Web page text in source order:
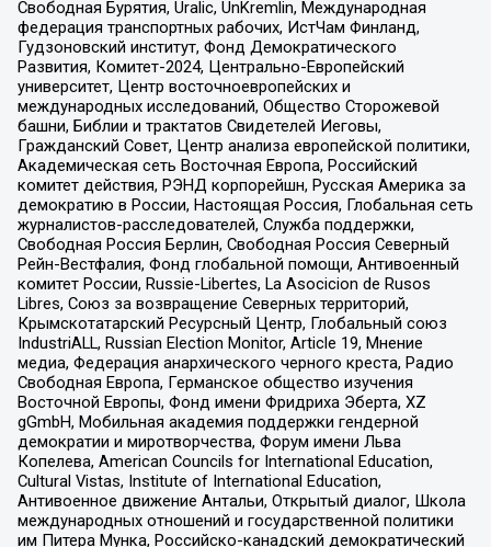
Свободная Бурятия, Uralic, UnKremlin, Международная
федерация транспортных рабочих, ИстЧам Финланд,
Гудзоновский институт, Фонд Демократического
Развития, Комитет-2024, Центрально-Европейский
университет, Центр восточноевропейских и
международных исследований, Общество Сторожевой
башни, Библии и трактатов Свидетелей Иеговы,
Гражданский Совет, Центр анализа европейской политики,
Академическая сеть Восточная Европа, Российский
комитет действия, РЭНД корпорейшн, Русская Америка за
демократию в России, Настоящая Россия, Глобальная сеть
журналистов-расследователей, Служба поддержки,
Свободная Россия Берлин, Свободная Россия Северный
Рейн-Вестфалия, Фонд глобальной помощи, Антивоенный
комитет России, Russie-Libertes, La Asocicion de Rusos
Libres, Союз за возвращение Северных территорий,
Крымскотатарский Ресурсный Центр, Глобальный союз
IndustriALL, Russian Election Monitor, Article 19, Мнение
медиа, Федерация анархического черного креста, Радио
Свободная Европа, Германское общество изучения
Восточной Европы, Фонд имени Фридриха Эберта, XZ
gGmbH, Мобильная академия поддержки гендерной
демократии и миротворчества, Форум имени Льва
Копелева, American Councils for International Education,
Cultural Vistas, Institute of International Education,
Антивоенное движение Антальи, Открытый диалог, Школа
международных отношений и государственной политики
им Питера Мунка, Российско-канадский демократический